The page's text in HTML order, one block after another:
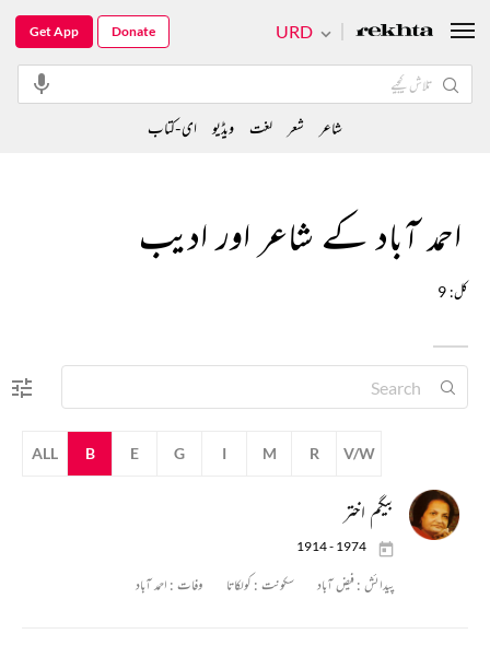
احمد آباد کے شاعر اور ادیب
کل: 9
ALL B E G I M R V/W
بیگم اختر
1914 - 1974
پیدائش :فیض آباد سکونت : کولکاتا وفات : احمد آباد
URD
Get App Donate
شاعر شعر لغت ویڈیو ای-کتاب